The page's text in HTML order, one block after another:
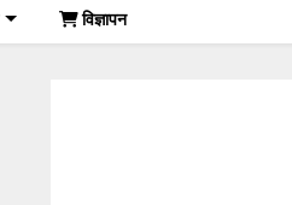
विज्ञापन